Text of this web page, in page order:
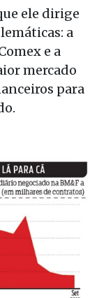
ele dirige
a
e a
mercado
para